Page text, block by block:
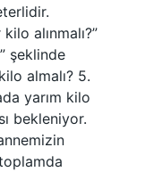
alınmalı?”
şeklinde
almalı? 5.
yarım kilo
bekleniyor.